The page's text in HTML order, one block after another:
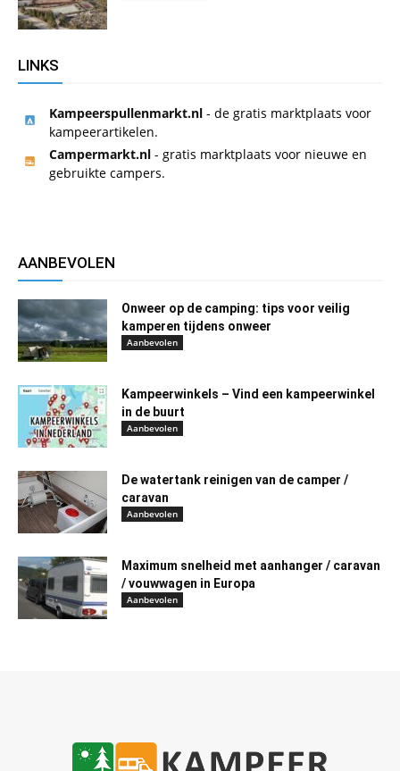
LINKS
Kampeerspullenmarkt.nl - de gratis marktplaats voor
kampeerartikelen.
Campermarkt.nl - gratis marktplaats voor nieuwe en
gebruikte campers.
AANBEVOLEN
Onweer op de camping: tips voor veilig
kamperen tijdens onweer
Aanbevolen
Kampeerwinkels – Vind een kampeerwinkel
in de buurt
Aanbevolen
De watertank reinigen van de camper /
caravan
Aanbevolen
Maximum snelheid met aanhanger / caravan
/ vouwwagen in Europa
Aanbevolen